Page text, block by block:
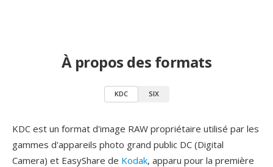
À propos des formats
KDC SIX
KDC est un format d'image RAW propriétaire utilisé par les
gammes d'appareils photo grand public DC (Digital
Camera) et EasyShare de Kodak, apparu pour la première